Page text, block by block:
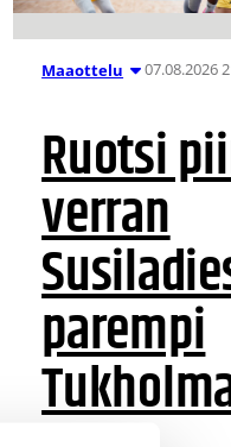
Maaottelu 07.08.2026
Ruotsi
verran
parempi